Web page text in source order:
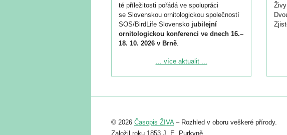
té příležitosti pořádá ve spolupráci
se Slovenskou ornitologickou společností
SOS/BirdLife Slovensko jubilejní
ornitologickou konferenci ve dnech 16.–
18. 10. 2026 v Brně.
Podrobnější informace ke konferenci
Registrovat se můžete do 6. září.
abstraktu přihlášené přednášky nebo
posteru je už 30. června.
... více aktualit ...
© 2026 Časopis ŽIVA– Rozhled v oboru veškeré přírody.
Založil roku 1853 J. E. Purkyně.